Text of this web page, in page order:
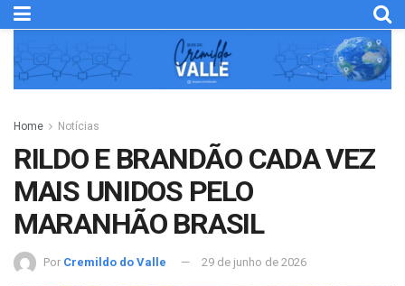
Home Notícias
RILDO E BRANDÃO CADA VEZ
MAIS UNIDOS PELO
MARANHÃO BRASIL
Por Cremildo do Valle 29 de junho de 2026